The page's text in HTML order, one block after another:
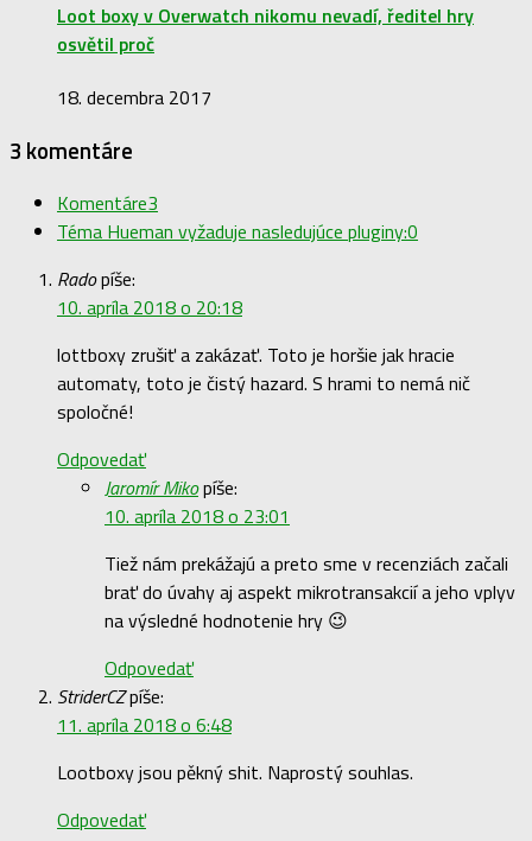
Loot boxy v Overwatch nikomu nevadí, ředitel hry
osvětil proč
18. decembra 2017
3 komentáre
Komentáre3
Téma Hueman vyžaduje nasledujúce pluginy:0
Radopíše:
10. apríla 2018 o 20:18
lottboxy zrušiť a zakázať. Toto je horšie jak hracie
automaty, toto je čistý hazard. S hrami to nemá nič
spoločné!
Odpovedať
Jaromír Mikopíše:
10. apríla 2018 o 23:01
Tiež nám prekážajú a preto sme v recenziách začali
brať do úvahy aj aspekt mikrotransakcií a jeho vplyv
na výsledné hodnotenie hry 😉
Odpovedať
StriderCZpíše:
11. apríla 2018 o 6:48
Lootboxy jsou pěkný shit. Naprostý souhlas.
Odpovedať